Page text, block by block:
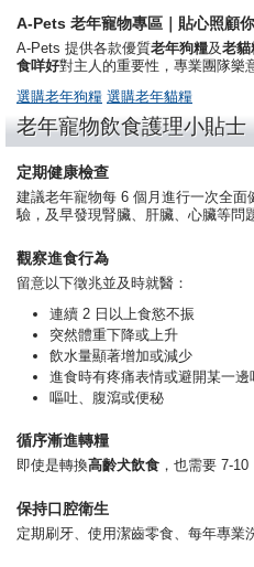
A-Pets 老年寵物專區｜貼心照顧
A-Pets 提供各款優質老年狗糧及老貓
食咩好對主人的重要性，專業團隊樂
選購老年狗糧 選購老年貓糧
老年寵物飲食護理小貼士
定期健康檢查
建議老年寵物每 6 個月進行一次全
驗，及早發現腎臟、肝臟、心臟等問
觀察進食行為
留意以下徵兆並及時就醫：
連續 2 日以上食慾不振
突然體重下降或上升
飲水量顯著增加或減少
進食時有疼痛表情或避開某一邊
嘔吐、腹瀉或便秘
循序漸進轉糧
即使是轉換高齡犬飲食 ，也需要 7-
保持口腔衛生
定期刷牙、使用潔齒零食、每年專業